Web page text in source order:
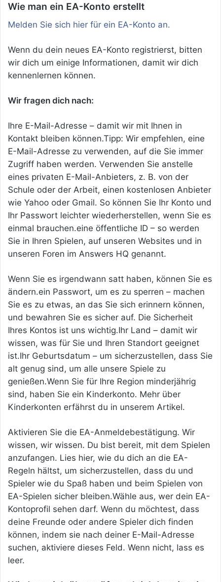
Wie man ein EA-Konto erstellt
Melden Sie sich hier für ein EA-Konto an.
Wenn du dein neues EA-Konto registrierst, bitten
wir dich um einige Informationen, damit wir dich
kennenlernen können.
Wir fragen dich nach:
Ihre E-Mail-Adresse – damit wir mit Ihnen in
Kontakt bleiben können.Tipp: Wir empfehlen, eine
E-Mail-Adresse zu verwenden, auf die Sie immer
Zugriff haben werden. Verwenden Sie anstelle
eines privaten E-Mail-Anbieters, z. B. von der
Schule oder der Arbeit, einen kostenlosen Anbieter
wie Yahoo oder Gmail. So können Sie Ihr Konto und
Ihr Passwort leichter wiederherstellen, wenn Sie es
einmal brauchen.eine öffentliche ID – so werden
Sie in Ihren Spielen, auf unseren Websites und in
unseren Foren im Answers HQ genannt.
Wenn Sie es irgendwann satt haben, können Sie es
ändern.ein Passwort, um es zu sperren – machen
Sie es zu etwas, an das Sie sich erinnern können,
und bewahren Sie es sicher auf. Die Sicherheit
Ihres Kontos ist uns wichtig.Ihr Land – damit wir
wissen, was für Sie und Ihren Standort geeignet
ist.Ihr Geburtsdatum – um sicherzustellen, dass Sie
alt genug sind, um alle unsere Spiele zu
genießen.Wenn Sie für Ihre Region minderjährig
sind, haben Sie ein Kinderkonto. Mehr über
Kinderkonten erfährst du in unserem Artikel.
Aktivieren Sie die EA-Anmeldebestätigung. Wir
wissen, wir wissen. Du bist bereit, mit dem Spielen
anzufangen. Lies hier, wie du dich an die EA-
Regeln hältst, um sicherzustellen, dass du und
Spieler wie du Spaß haben und beim Spielen von
EA-Spielen sicher bleiben.Wähle aus, wer dein EA-
Kontoprofil sehen darf. Wenn du möchtest, dass
deine Freunde oder andere Spieler dich finden
können, indem sie nach deiner E-Mail-Adresse
suchen, aktiviere dieses Feld. Wenn nicht, lass es
leer.